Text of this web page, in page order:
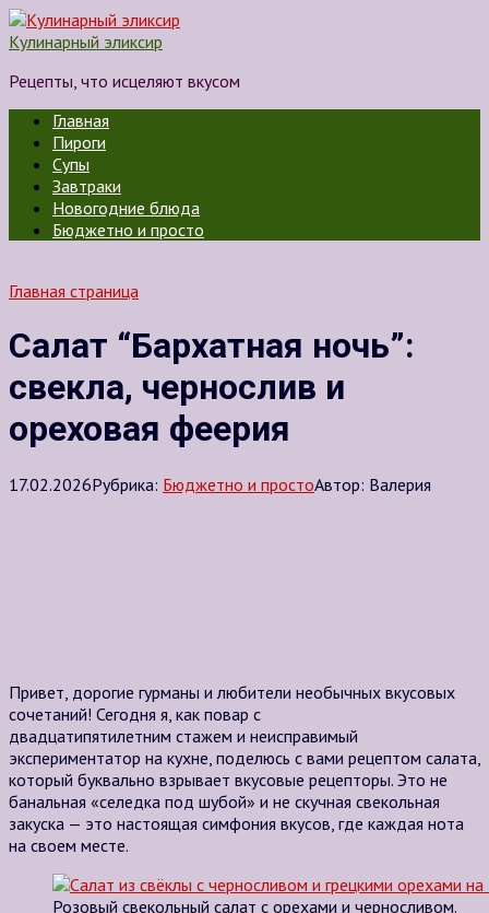
Перейти
к
Кулинарный эликсир
Рецепты, что исцеляют вкусом
Главная
Пироги
Супы
Завтраки
Новогодние блюда
Бюджетно и просто
Главная страница
Салат “Бархатная ночь”:
свекла, чернослив и
ореховая феерия
17.02.2026Рубрика: Бюджетно и простоАвтор: Валерия
Привет, дорогие гурманы и любители необычных вкусовых
сочетаний! Сегодня я, как повар с
двадцатипятилетним стажем и неисправимый
экспериментатор на кухне, поделюсь с вами рецептом салата,
который буквально взрывает вкусовые рецепторы. Это не
банальная «селедка под шубой» и не скучная свекольная
закуска — это настоящая симфония вкусов, где каждая нота
на своем месте.
Розовый свекольный салат с орехами и черносливом.